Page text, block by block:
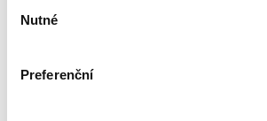
souhlasu
Nutné
Preferenční